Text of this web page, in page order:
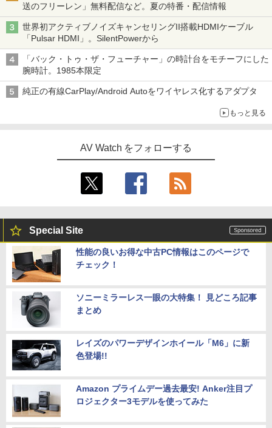
送のフリーレン」無料配信など。夏の特番・配信情報
世界初アクティブノイズキャンセリングII搭載HDMIケーブル
「Pulsar HDMI」。SilentPowerから
「バック・トゥ・ザ・フューチャー」の時計台をモチーフにした
腕時計。1985本限定
純正の有線CarPlay/Android Autoをワイヤレス化するアダプタ
もっと見る
AV Watch をフォローする
Special Site
性能の良いお得な中古PC情報はこのページで
チェック！
ソニーミラーレス一眼の大特集！ 見どころ記事
まとめ
レイズのパワーデザインホイール「M6」に新
色登場!!
Amazon プライムデー過去最安! Anker注目プ
ロジェクター3モデルを使ってみた